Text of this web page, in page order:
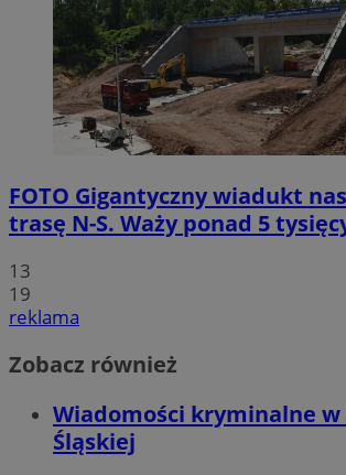
FOTO Gigantyczny wiadukt
trasę N-S. Waży ponad 5
13
19
reklama
Zobacz również
Wiadomości kryminalne w
Śląskiej